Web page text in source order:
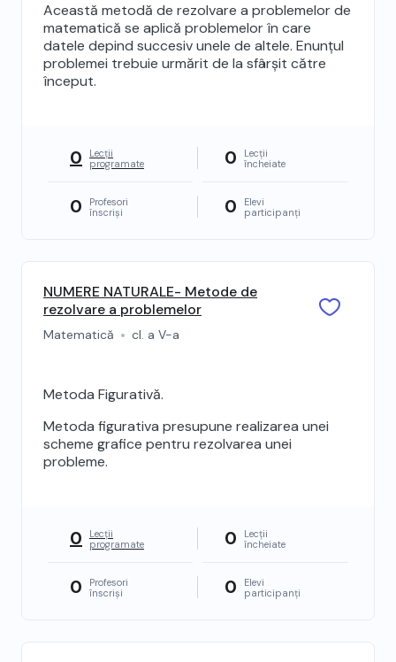
Această metodă de rezolvare a problemelor de
matematică se aplică problemelor în care
datele depind succesiv unele de altele. Enunţul
problemei trebuie urmărit de la sfârşit către
început.
0
Lecții
programate
0
Lecții
încheiate
0
Profesori
înscriși
0
Elevi
participanți
NUMERE NATURALE- Metode de
rezolvare a problemelor
Matematică cl. a V-a
Metoda Figurativă.
Metoda figurativa presupune realizarea unei
scheme grafice pentru rezolvarea unei
probleme.
0
Lecții
programate
0
Lecții
încheiate
0
Profesori
înscriși
0
Elevi
participanți